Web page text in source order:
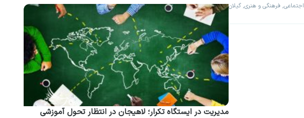
اجتماعی, فرهنگی و هنری, گیلان
مدیریت در ایستگاه تکرار؛ لاهیجان در انتظار تحول آموزشی